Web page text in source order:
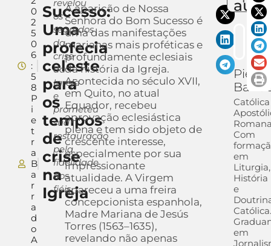
0
2
5
0
6
:
5
8
P
i
e
t
r
a
B
a
r
r
a
d
o
A
Sucesso:
Uma
profecia
celeste
para
os
tempos
de
crise
na
Igreja
revelou
os
segredos
da
crise
da
Igreja
e
prometeu
sua
restauração
pela
fidelidade
dos
fiéis
A aparição de Nossa
Senhora do Bom Sucesso é
uma das manifestações
marianas mais proféticas e
profundamente eclesiais
da história da Igreja.
Acontecida no século XVII,
em Quito, no atual
Equador, recebeu
aprovação eclesiástica
plena e tem sido objeto de
crescente interesse,
especialmente por sua
impressionante
atualidade. A Virgem
apareceu a uma freira
concepcionista espanhola,
Madre Mariana de Jesús
Torres (1563–1635),
revelando não apenas
Pietra
Católica
Com
em
Liturgia,
História
e
em